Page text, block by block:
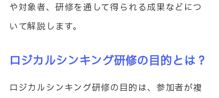
や対象者、研修を通して得られる成果などにつ
いて解説します。
ロジカルシンキング研修の目的とは？
ロジカルシンキング研修の目的は、参加者が複